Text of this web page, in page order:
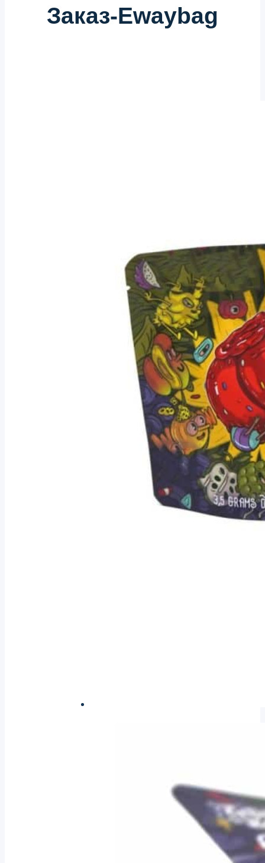
Заказ-Ewaybag